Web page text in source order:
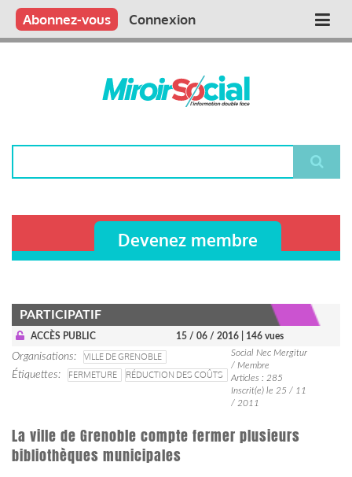
Aller
contenu
Main
Qui sommes nous ?
Vous publiez
Nous publions
Contactez-nous
Abonnez-vous Connexion
Devenez membre
PARTICIPATIF
ACCÈS PUBLIC 15 / 06 / 2016 | 146 vues
Organisations
VILLE DE GRENOBLE
Étiquettes
FERMETURE RÉDUCTION DES COÛTS
Social Nec Mergitur
/ Membre
Articles : 285
Inscrit(e) le 25 / 11
/ 2011
La ville de Grenoble compte fermer plusieurs
bibliothèques municipales